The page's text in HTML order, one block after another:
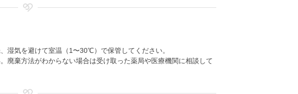
湿気を避けて室温（1〜30℃）で保管してください。
廃棄方法がわからない場合は受け取った薬局や医療機関に相談して